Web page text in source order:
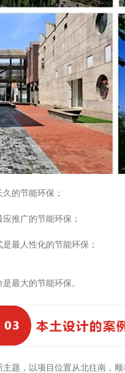
的节能环保；
推广的节能环保；
最人性化的节能环保；
最大的节能环保。
题，以项目位置从北往南，